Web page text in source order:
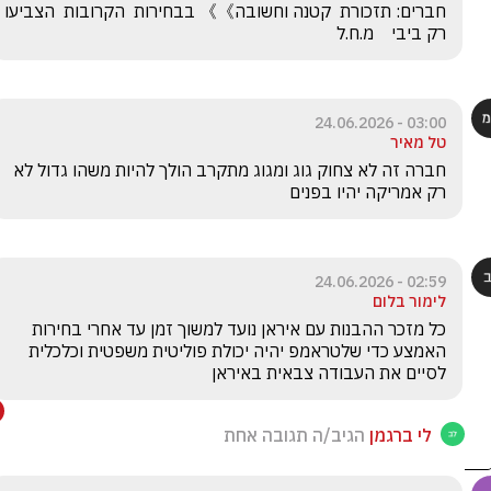
רק ביבי    מ.ח.ל
03:00 - 24.06.2026
טל מאיר
רק אמריקה יהיו בפנים
02:59 - 24.06.2026
לימור בלום
לסיים את העבודה צבאית באיראן
לי ברגמן הגיב/ה תגובה אחת